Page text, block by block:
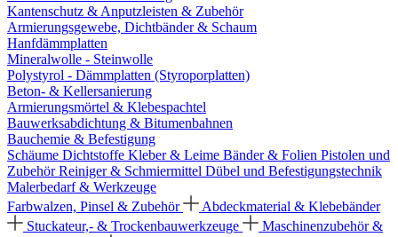
Kantenschutz & Anputzleisten & Zubehör
Armierungsgewebe, Dichtbänder & Schaum
Hanfdämmplatten
Mineralwolle - Steinwolle
Polystyrol - Dämmplatten (Styroporplatten)
Beton- & Kellersanierung
Armierungsmörtel & Klebespachtel
Bauwerksabdichtung & Bitumenbahnen
Bauchemie & Befestigung
Schäume Dichtstoffe Kleber & Leime Bänder & Folien Pistolen und
ZubehörReiniger & Schmiermittel Dübel und Befestigungstechnik
Malerbedarf & Werkzeuge
Farbwalzen, Pinsel & Zubehör
Abdeckmaterial & Klebebänder
Stuckateur,- & Trockenbauwerkzeuge
Maschinenzubehör &